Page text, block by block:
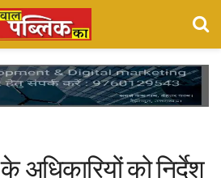
अधिकारियों को निर्देश